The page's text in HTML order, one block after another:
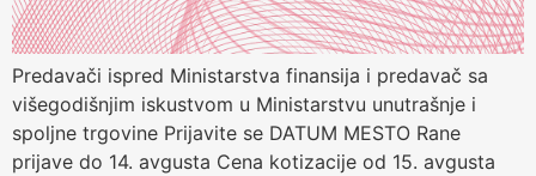
Predavači ispred Ministarstva finansija i predavač sa
višegodišnjim iskustvom u Ministarstvu unutrašnje i
spoljne trgovine Prijavite se DATUM MESTO Rane
prijave do 14. avgusta Cena kotizacije od 15. avgusta